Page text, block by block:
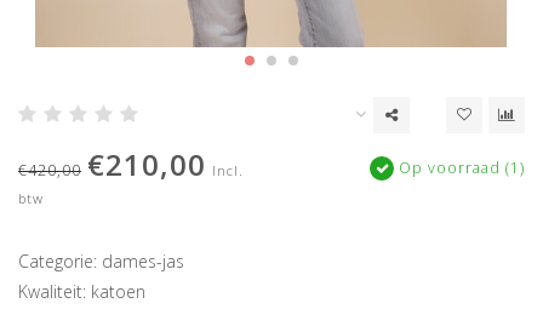
€420,00 €210,00 Incl.
btw
Op voorraad (1)
Categorie: dames-jas
Kwaliteit: katoen